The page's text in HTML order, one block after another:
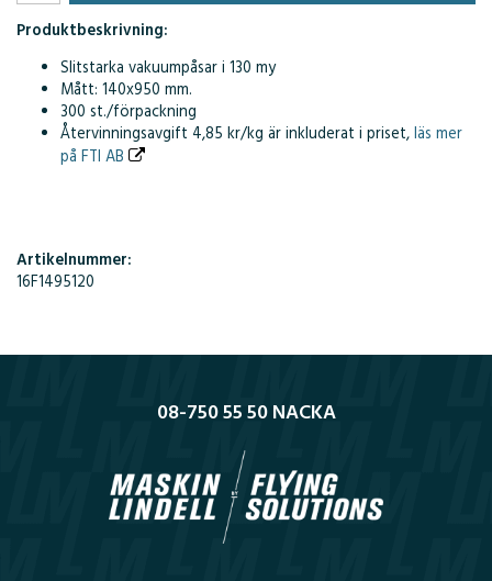
Produktbeskrivning:
Slitstarka vakuumpåsar i 130 my
Mått: 140x950 mm.
300 st./förpackning
Återvinningsavgift 4,85 kr/kg är inkluderat i priset,läs mer
på FTI AB
Artikelnummer:
16F1495120
08-750 55 50 NACKA